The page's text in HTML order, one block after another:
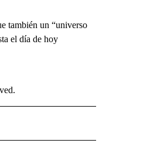
también un “universo
el día de hoy
NEW PAGES ON "CNN SPANISH".